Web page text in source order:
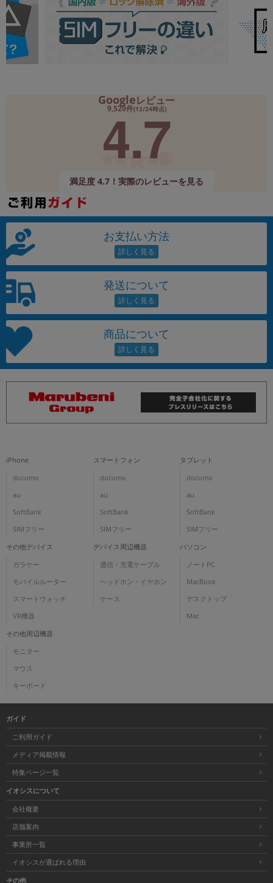
Googleレビュー
9,520件(12/24時点)
4.7
満足度 4.7！実際のレビューを見る
お支払い方法
発送について
商品について
iPhone
docomo
au
SoftBank
SIMフリー
スマートフォン
docomo
au
SoftBank
SIMフリー
タブレット
docomo
au
SoftBank
SIMフリー
その他デバイス
ガラケー
モバイルルーター
スマートウォッチ
VR機器
デバイス周辺機器
通信・充電ケーブル
ヘッドホン・イヤホン
ケース
パソコン
ノートPC
MacBook
デスクトップ
Mac
その他周辺機器
モニター
マウス
キーボード
ガイド
ご利用ガイド
メディア掲載情報
特集ページ一覧
イオシスについて
会社概要
店舗案内
事業所一覧
イオシスが選ばれる理由
その他